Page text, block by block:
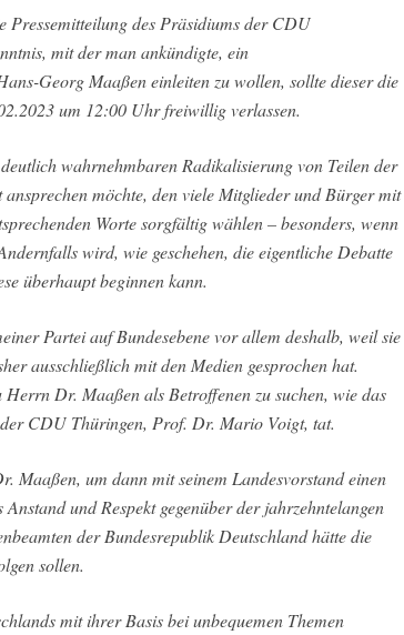
Pressemitteilung des Präsidiums der CDU
mit der man ankündigte, ein
Georg Maaßen einleiten zu wollen, sollte dieser die
um 12:00 Uhr freiwillig verlassen.
wahrnehmbaren Radikalisierung von Teilen der
möchte, den viele Mitglieder und Bürger mit
Worte sorgfältig wählen – besonders, wenn
wird, wie geschehen, die eigentliche Debatte
überhaupt beginnen kann.
Partei auf Bundesebene vor allem deshalb, weil sie
ausschließlich mit den Medien gesprochen hat.
Dr. Maaßen als Betroffenen zu suchen, wie das
CDU Thüringen, Prof. Dr. Mario Voigt, tat.
Maaßen, um dann mit seinem Landesvorstand einen
und Respekt gegenüber der jahrzehntelangen
der Bundesrepublik Deutschland hätte die
sollen.
mit ihrer Basis bei unbequemen Themen